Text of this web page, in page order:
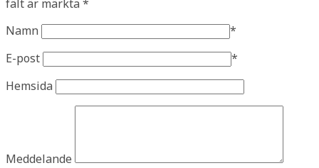
fält är märkta *
Namn
*
E-post
*
Hemsida
Meddelande